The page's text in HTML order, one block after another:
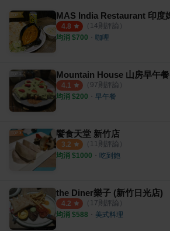
4.8 （ 14則評論）
均消 $700 ・ 咖哩
Mountain House 山房早午餐
4.1 （ 97則評論）
均消 $200 ・ 早午餐
饗食天堂 新竹店
3.2 （ 11 則評論）
均消 $1000 ・ 吃到飽
the Diner樂子 (新竹日光店)
4.2 （ 17則評論）
均消 $588 ・ 美式料理